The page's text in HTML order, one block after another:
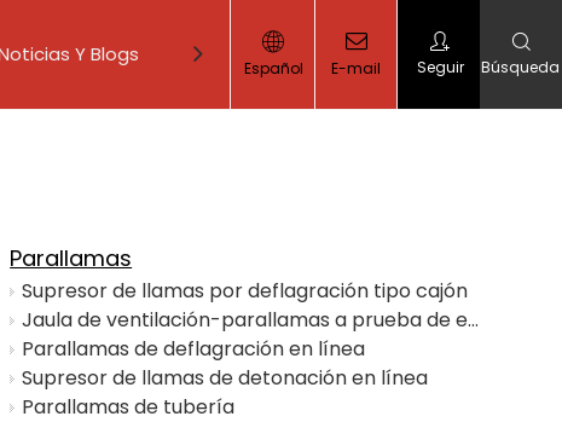
Y Blogs Contáctenos
Español E-mail Seguir Búsqueda
Parallamas
Supresor de llamas por deflagración tipo cajón
Jaula de ventilación-parallamas a prueba de explosiones
Parallamas de deflagración en línea
Supresor de llamas de detonación en línea
Parallamas de tubería